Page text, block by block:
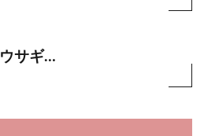
ウサギ…